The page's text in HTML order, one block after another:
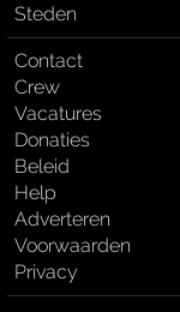
Steden
Contact
Crew
Vacatures
Donaties
Beleid
Help
Adverteren
Voorwaarden
Privacy